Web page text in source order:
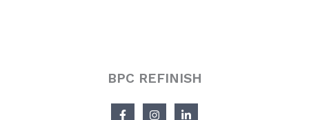
BPC REFINISH